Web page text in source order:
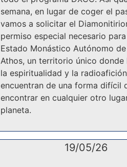
semana, en lugar de coger el
vamos a solicitar el
permiso especial necesario
Estado Monástico Autónomo
Athos, un territorio único donde
la espiritualidad y la
encuentran de una forma difícil
encontrar en cualquier otro
planeta.
19/05/26